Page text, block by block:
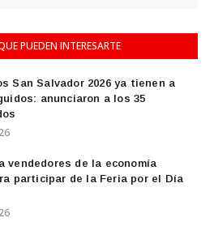
PUEDEN INTERESARTE
San Salvador 2026 ya tienen a
anunciaron a los 35
vendedores de la economía
participar de la Feria por el Día